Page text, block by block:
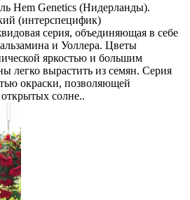
Hem Genetics (Нидерланды).
(интерспецифик)
серия, объединяющая в себе
и Уоллера. Цветы
яркостью и большим
легко вырастить из семян. Серия
окраски, позволяющей
солне..